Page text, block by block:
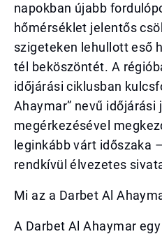
napokban újabb
hőmérséklet jelentős
szigeteken lehullott eső
tél beköszöntét. A
időjárási ciklusban
Ahaymar” nevű időjárási
megérkezésével
leginkább várt időszaka
rendkívül élvezetes
Mi az a Darbet Al
A Darbet Al Ahaymar